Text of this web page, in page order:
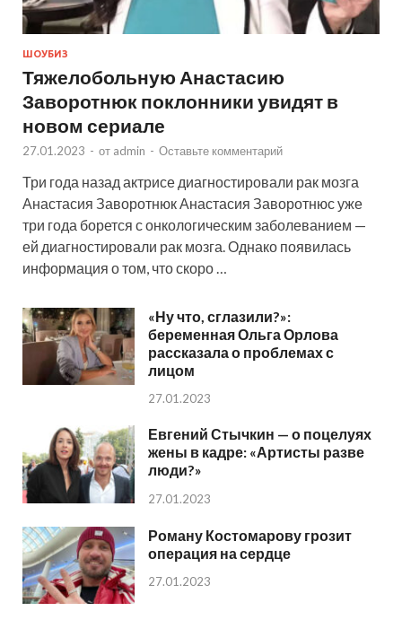
ШОУБИЗ
Тяжелобольную Анастасию
Заворотнюк поклонники увидят в
новом сериале
27.01.2023 - от admin - Оставьте комментарий
Три года назад актрисе диагностировали рак мозга
Анастасия Заворотнюк Анастасия Заворотнюс уже
три года борется с онкологическим заболеванием —
ей диагностировали рак мозга. Однако появилась
информация о том, что скоро …
«Ну что, сглазили?»:
беременная Ольга Орлова
рассказала о проблемах с
лицом
27.01.2023
Евгений Стычкин — о поцелуях
жены в кадре: «Артисты разве
люди?»
27.01.2023
Роману Костомарову грозит
операция на сердце
27.01.2023